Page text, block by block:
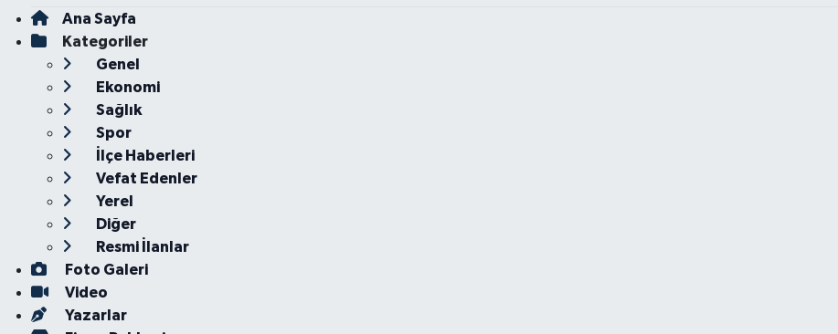
Ana Sayfa
Kategoriler
Genel
Ekonomi
Sağlık
Spor
İlçe Haberleri
Vefat Edenler
Yerel
Diğer
Resmi İlanlar
Foto Galeri
Video
Yazarlar